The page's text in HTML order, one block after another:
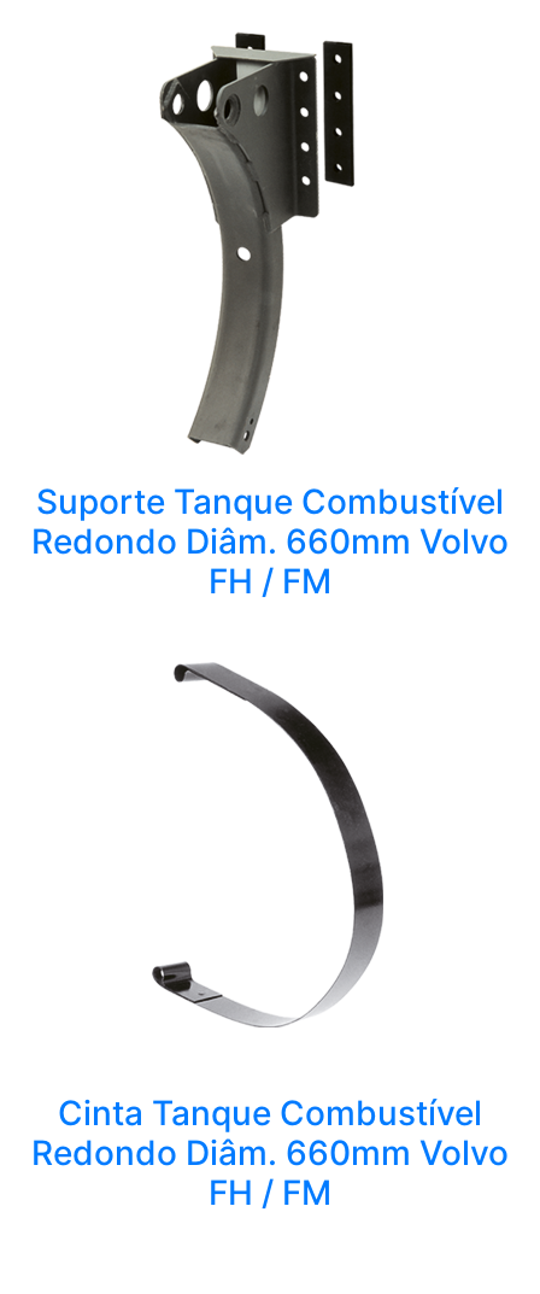
Suporte Tanque Combustível
Redondo Diâm. 660mm Volvo
FH / FM
Cinta Tanque Combustível
Redondo Diâm. 660mm Volvo
FH / FM